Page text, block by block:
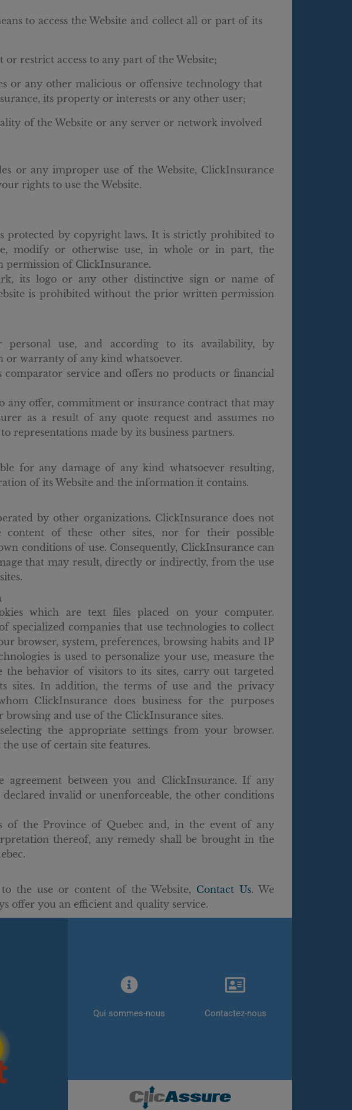
to access the Website and collect all or part of its
or restrict access to any part of the Website;
or any other malicious or offensive technology that
its property or interests or any other user;
of the Website or any server or network involved
or any improper use of the Website, ClickInsurance
rights to use the Website.
protected by copyright laws. It is strictly prohibited to
modify or otherwise use, in whole or in part, the
of ClickInsurance.
its logo or any other distinctive sign or name of
is prohibited without the prior written permission
use, and according to its availability, by
or warranty of any kind whatsoever.
comparator service and offers no products or financial
any offer, commitment or insurance contract that may
as a result of any quote request and assumes no
representations made by its business partners.
for any damage of any kind whatsoever resulting,
of its Website and the information it contains.
by other organizations. ClickInsurance does not
of these other sites, nor for their possible
conditions of use. Consequently, ClickInsurance can
that may result, directly or indirectly, from the use
which are text files placed on your computer.
specialized companies that use technologies to collect
browser, system, preferences, browsing habits and IP
is used to personalize your use, measure the
the behavior of visitors to its sites, carry out targeted
sites. In addition, the terms of use and the privacy
ClickInsurance does business for the purposes
and use of the ClickInsurance sites.
the appropriate settings from your browser.
use of certain site features.
agreement between you and ClickInsurance. If any
invalid or unenforceable, the other conditions
of the Province of Quebec and, in the event of any
thereof, any remedy shall be brought in the
the use or content of the Website, Contact Us. We
offer you an efficient and quality service.
Qui sommes-nous Contactez-nous